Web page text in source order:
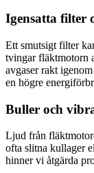
Igensatta filter
Ett smutsigt filter
tvingar fläktmotorn
avgaser rakt
en högre
Buller och
Ljud från
ofta slitna kullager
hinner vi åtgärda